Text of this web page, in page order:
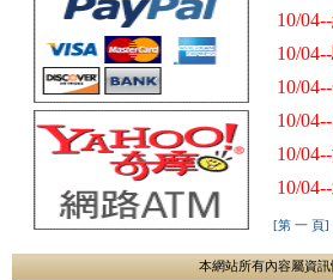
10/
10/
10/
10/
10/
10/
[第 一 頁]
本網站所有內容屬資